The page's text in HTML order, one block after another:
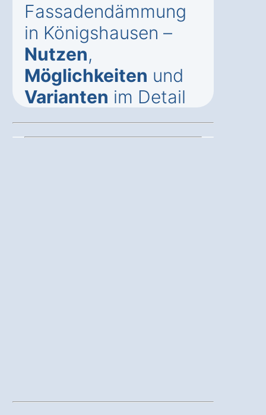
Fassadendämmung
in Königshausen –
Nutzen,
Möglichkeiten und
Varianten im Detail